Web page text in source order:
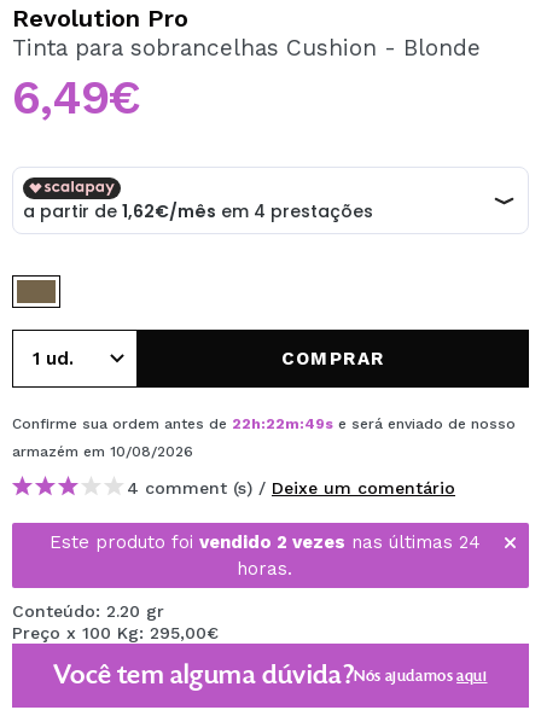
Ao criar uma conta no Maquibeauty.pt pode fazer as suas
compras rapidamente, verificar o estado das suas
encomendas e consultar as suas operações anteriores.
Revolution Pro
Tinta para sobrancelhas Cushion - Blonde
6,49€
COMPRAR
Confirme sua ordem antes de 22h:22m:49s e será enviado de nosso
armazém em 10/08/2026
4 comment (s) / Deixe um comentário
Este produto foi vendido 2 vezes nas últimas 24
horas.
Conteúdo: 2.20 gr
Preço x 100 Kg: 295,00€
Você tem alguma dúvida?Nós ajudamosaqui